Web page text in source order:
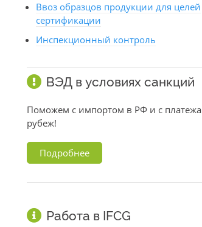
Ввоз образцов продукции для целей
сертификации
Инспекционный контроль
ВЭД в условиях санкций
Поможем с импортом в РФ и с
рубеж!
Подробнее
Работа в IFCG